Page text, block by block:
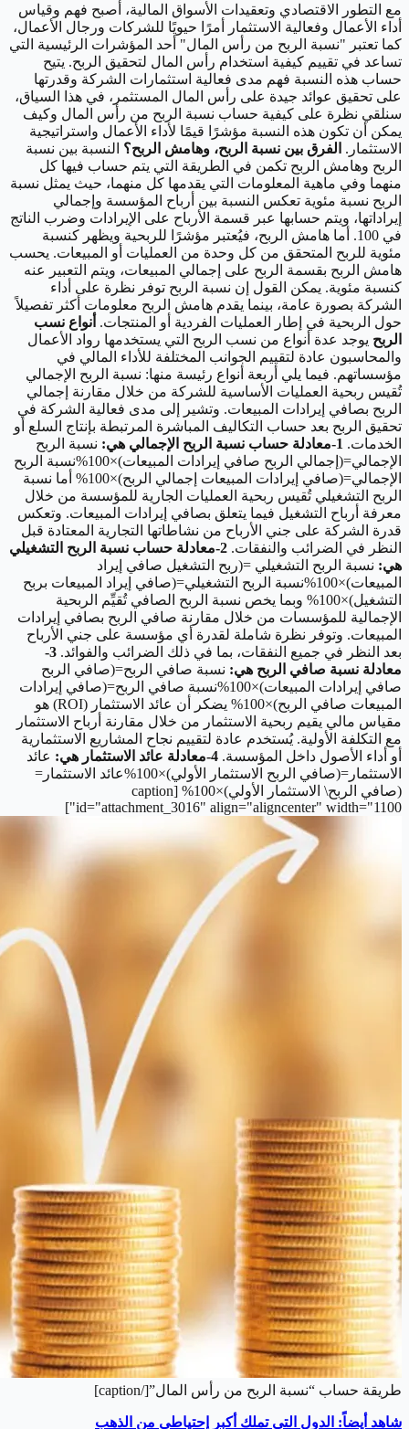
مع التطور الاقتصادي وتعقيدات الأسواق المالية، أصبح فهم وقياس
أداء الأعمال وفعالية الاستثمار أمرًا حيويًا للشركات ورجال الأعمال،
كما تعتبر "نسبة الربح من رأس المال" أحد المؤشرات الرئيسية التي
تساعد في تقييم كيفية استخدام رأس المال لتحقيق الربح. يتيح
حساب هذه النسبة فهم مدى فعالية استثمارات الشركة وقدرتها
على تحقيق عوائد جيدة على رأس المال المستثمر، في هذا السياق،
سنلقي نظرة على كيفية حساب نسبة الربح من رأس المال وكيف
يمكن أن تكون هذه النسبة مؤشرًا قيمًا لأداء الأعمال واستراتيجية
الاستثمار. الفرق بين نسبة الربح، وهامش الربح؟ النسبة بين نسبة
الربح وهامش الربح تكمن في الطريقة التي يتم حساب فيها كل
منهما وفي ماهية المعلومات التي يقدمها كل منهما، حيث يمثل نسبة
الربح نسبة مئوية تعكس النسبة بين أرباح المؤسسة وإجمالي
إيراداتها، ويتم حسابها عبر قسمة الأرباح على الإيرادات وضرب الناتج
في 100. أما هامش الربح، فيُعتبر مؤشرًا للربحية ويظهر كنسبة
مئوية للربح المتحقق من كل وحدة من العمليات أو المبيعات. يحسب
هامش الربح بقسمة الربح على إجمالي المبيعات، ويتم التعبير عنه
كنسبة مئوية. يمكن القول إن نسبة الربح توفر نظرة على أداء
الشركة بصورة عامة، بينما يقدم هامش الربح معلومات أكثر تفصيلاً
حول الربحية في إطار العمليات الفردية أو المنتجات. أنواع نسب
الربح يوجد عدة أنواع من نسب الربح التي يستخدمها رواد الأعمال
والمحاسبون عادة لتقييم الجوانب المختلفة للأداء المالي في
مؤسساتهم. فيما يلي أربعة أنواع رئيسة منها: نسبة الربح الإجمالي
تُقيس ربحية العمليات الأساسية للشركة من خلال مقارنة إجمالي
الربح بصافي إيرادات المبيعات. وتشير إلى مدى فعالية الشركة في
تحقيق الربح بعد حساب التكاليف المباشرة المرتبطة بإنتاج السلع أو
الخدمات. 1-معادلة حساب نسبة الربح الإجمالي هي:
نسبة الربح
الإجمالي=(إجمالي الربح صافي إيرادات المبيعات)×100%نسبة الربح
الإجمالي=(صافي إيرادات المبيعات إجمالي الربح)×100% أما نسبة
الربح التشغيلي تُقيس ربحية العمليات الجارية للمؤسسة من خلال
معرفة أرباح التشغيل فيما يتعلق بصافي إيرادات المبيعات. وتعكس
قدرة الشركة على جني الأرباح من نشاطاتها التجارية المعتادة قبل
النظر في الضرائب والنفقات.
2-معادلة حساب نسبة الربح التشغيلي
هي: نسبة الربح التشغيلي =(ربح التشغيل صافي إيراد
المبيعات)×100%نسبة الربح التشغيلي=(صافي إيراد المبيعات بربح
التشغيل)×100% وبما يخص نسبة الربح الصافي تُقيِّم الربحية
الإجمالية للمؤسسات من خلال مقارنة صافي الربح بصافي إيرادات
المبيعات. وتوفر نظرة شاملة لقدرة أي مؤسسة على جني الأرباح
بعد النظر في جميع النفقات، بما في ذلك الضرائب والفوائد.
3-
معادلة نسبة صافي الربح هي: نسبة صافي الربح=(صافي الربح
صافي إيرادات المبيعات)×100%نسبة صافي الربح=(صافي إيرادات
المبيعات صافي الربح)×100% يضكر أن عائد الاستثمار (ROI) هو
مقياس مالي يقيم ربحية الاستثمار من خلال مقارنة أرباح الاستثمار
مع التكلفة الأولية. يُستخدم عادة لتقييم نجاح المشاريع الاستثمارية
أو أداء الأصول داخل المؤسسة. 4-معادلة عائد الاستثمار هي:
عائد
الاستثمار=(صافي الربح الاستثمار الأولي)×100%عائد الاستثمار=
(صافي الربح\ الاستثمار الأولي)×100% [caption
id="attachment_3016" align="aligncenter" width="1100"]
طريقة حساب “نسبة الربح من رأس المال”[/caption]
شاهد أيضاً: الدول التي تملك أكبر إحتياطي من الذهب